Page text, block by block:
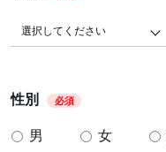
選択してください
性別 必須
男 女